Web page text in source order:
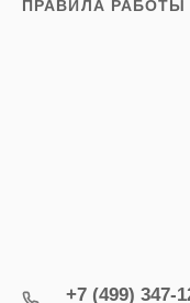
ПРАВИЛА РАБОТЫ
+7 (499) 347-